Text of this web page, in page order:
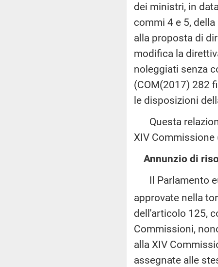
dei ministri, in
commi 4 e 5,
alla proposta di
modifica la
noleggiati senza
(COM(2017) 282
le disposizioni
Questa
XIV
Annunzio di
Il Parlamento
approvate nella
dell'articolo 125,
Commissioni,
alla XIV
assegnate alle